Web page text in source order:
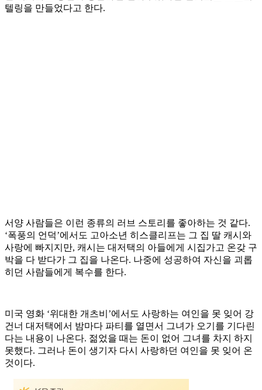
텔링을 만들었다고 한다.
서양 사람들은 이런 종류의 러브 스토리를 좋아하는 것 같다.
‘폭풍의 언덕’에서도 고아소년 히스클리프는 그 집 딸 캐시와
사랑에 빠지지만, 캐시는 대저택의 아들에게 시집가고 온갖 구
박을 다 받다가 그 집을 나온다. 나중에 성공하여 자신을 괴롭
히던 사람들에게 복수를 한다.
미국 영화 ‘위대한 개츠비’에서도 사랑하는 여인을 못 잊어 강
건너 대저택에서 밤마다 파티를 열면서 그녀가 오기를 기다린
다는 내용이 나온다. 젊었을 때는 돈이 없어 그녀를 차지 하지
못했다. 그러나 돈이 생기자 다시 사랑하던 여인을 못 잊어 온
것이다.